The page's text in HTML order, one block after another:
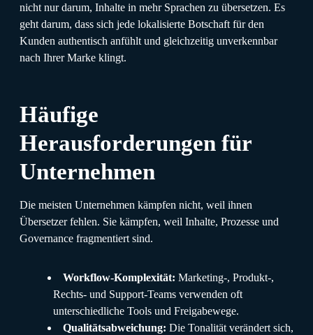
nicht nur darum, Inhalte in mehr Sprachen zu übersetzen. Es
geht darum, dass sich jede lokalisierte Botschaft für den
Kunden authentisch anfühlt und gleichzeitig unverkennbar
nach Ihrer Marke klingt.
Häufige
Herausforderungen für
Unternehmen
Die meisten Unternehmen kämpfen nicht, weil ihnen
Übersetzer fehlen. Sie kämpfen, weil Inhalte, Prozesse und
Governance fragmentiert sind.
Workflow-Komplexität: Marketing-, Produkt-,
Rechts- und Support-Teams verwenden oft
unterschiedliche Tools und Freigabewege.
Qualitätsabweichung: Die Tonalität verändert sich,